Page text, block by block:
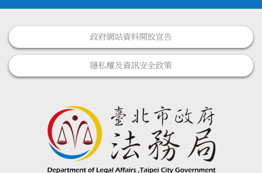
政府網站資料開放宣告
隱私權及資訊安全政策